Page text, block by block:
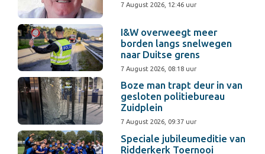
7 August 2026, 12:46 uur
I&W overweegt meer
borden langs snelwegen
naar Duitse grens
7 August 2026, 08:18 uur
Boze man trapt deur in van
gesloten politiebureau
Zuidplein
7 August 2026, 09:37 uur
Speciale jubileumeditie van
Ridderkerk Toernooi